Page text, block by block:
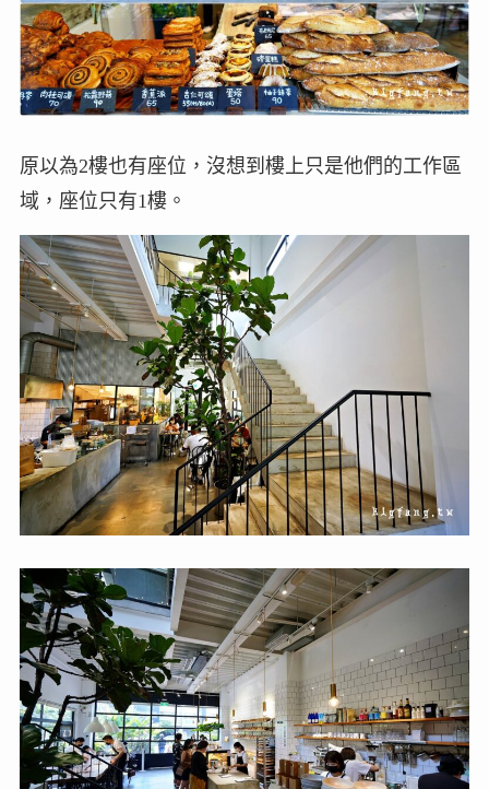
原以為2樓也有座位，沒想到樓上只是他們的工作區
域，座位只有1樓。